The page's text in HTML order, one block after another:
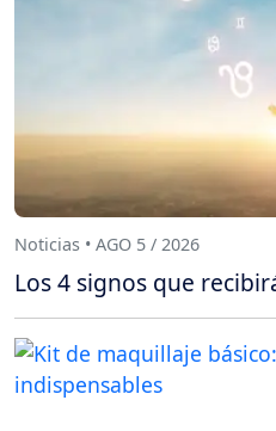
Noticias • AGO 5 / 2026
Los 4 signos que